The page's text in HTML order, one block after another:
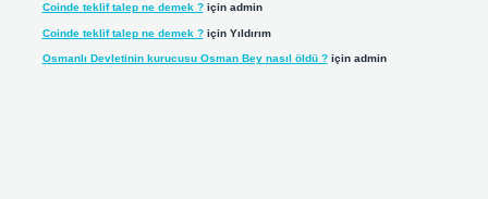
Coinde teklif talep ne demek ?için admin
Coinde teklif talep ne demek ?için Yıldırım
Osmanlı Devletinin kurucusu Osman Bey nasıl öldü ?için admin